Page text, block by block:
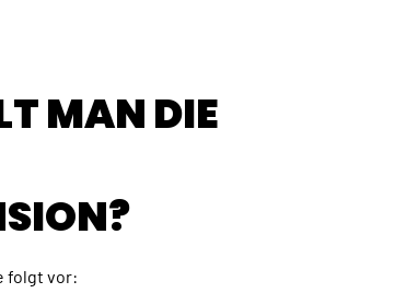
MAN DIE
folgt vor: